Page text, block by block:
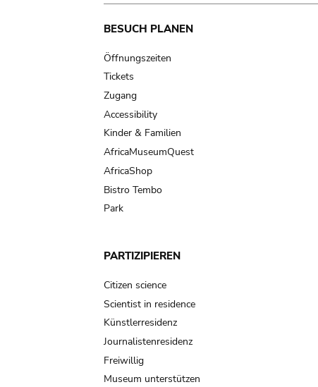
Main
navigation
BESUCH PLANEN
Öffnungszeiten
Tickets
Zugang
Accessibility
Kinder & Familien
AfricaMuseumQuest
AfricaShop
Bistro Tembo
Park
PARTIZIPIEREN
Citizen science
Scientist in residence
Künstlerresidenz
Journalistenresidenz
Freiwillig
Museum unterstützen